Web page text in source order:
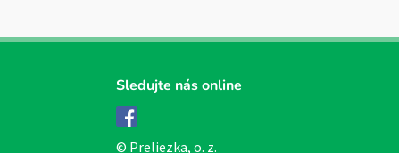
Sledujte nás online
© Preliezka, o. z.